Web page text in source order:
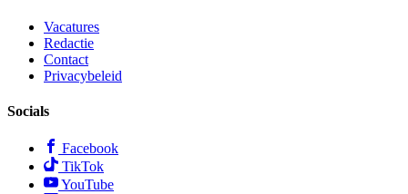
Vacatures
Redactie
Contact
Privacybeleid
Socials
Facebook
TikTok
YouTube